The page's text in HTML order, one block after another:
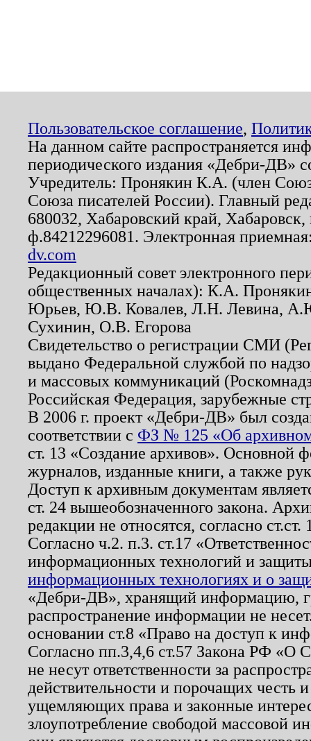
Пользовательское соглашение,
На данном сайте распространяется
периодического издания «Дебри-ДВ»
Учредитель: Пронякин К.А. (член
Союза писателей России). Главный
680032, Хабаровский край,
ф.84212296081. Электронная
dv.com
Редакционный совет электронного
общественных началах): К.А.
Юрьев, Ю.В. Ковалев, Л.Н. Левина,
Сухинин, О.В. Егорова
Свидетельство о регистрации СМИ
выдано Федеральной службой по
и массовых коммуникаций
Российская Федерация, зарубежные
В 2006 г. проект «Дебри-ДВ» был
соответствии с ФЗ № 125 «Об
ст. 13 «Создание архивов». Основной
журналов, изданные книги, а также
Доступ к архивным документам
ст. 24 вышеобозначенного закона.
редакции не относятся, согласно
Согласно ч.2. п.3. ст.17
информационных технологий и
информационных технологиях и о
«Дебри-ДВ», хранящий информацию,
распространение информации не
основании ст.8 «Право на доступ к
Согласно пп.3,4,6 ст.57 Закона РФ «О
не несут ответственности за
действительности и порочащих честь
ущемляющих права и законные
злоупотребление свободой массовой